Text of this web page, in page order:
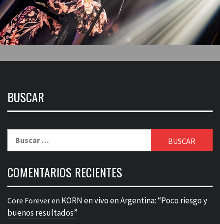
BUSCAR
COMENTARIOS RECIENTES
Core Foreveren KORN en vivo en Argentina: “Poco riesgo y
buenos resultados”